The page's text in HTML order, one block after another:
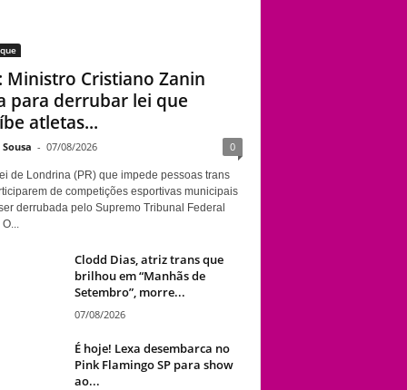
Ministro Cristiano Zanin
para derrubar lei que
atletas...
- 07/08/2026 0
de Londrina (PR) que impede pessoas trans
de competições esportivas municipais
derrubada pelo Supremo Tribunal Federal
Clodd Dias, atriz trans que
brilhou em “Manhãs de
Setembro”, morre...
07/08/2026
É hoje! Lexa desembarca no
Pink Flamingo SP para show
ao...